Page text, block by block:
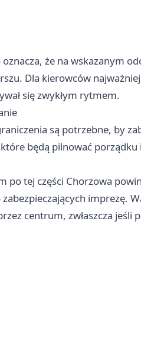
oznacza, że na wskazanym
Dla kierowców
się zwykłym rytmem.
są potrzebne, by
będą pilnować
po tej części Chorzowa
imprezę.
centrum, zwłaszcza jeśli